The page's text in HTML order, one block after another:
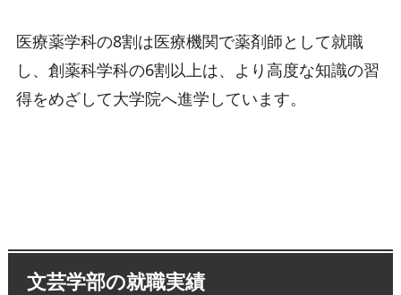
医療薬学科の8割は医療機関で薬剤師として就職
し、創薬科学科の6割以上は、より高度な知識の習
得をめざして大学院へ進学しています。
文芸学部の就職実績